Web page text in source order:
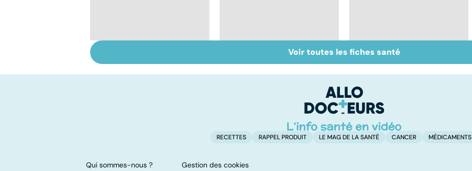
cancer de la vessie
Mélanome : le plus
redouté des cancers
Prolapsus : quand les
organes descendent
Voir toutes les fiches santé
RECETTES RAPPEL PRODUIT LE MAG DE LA SANTÉ CANCER MÉDICAMENTS
Qui sommes-nous ? Gestion des cookies